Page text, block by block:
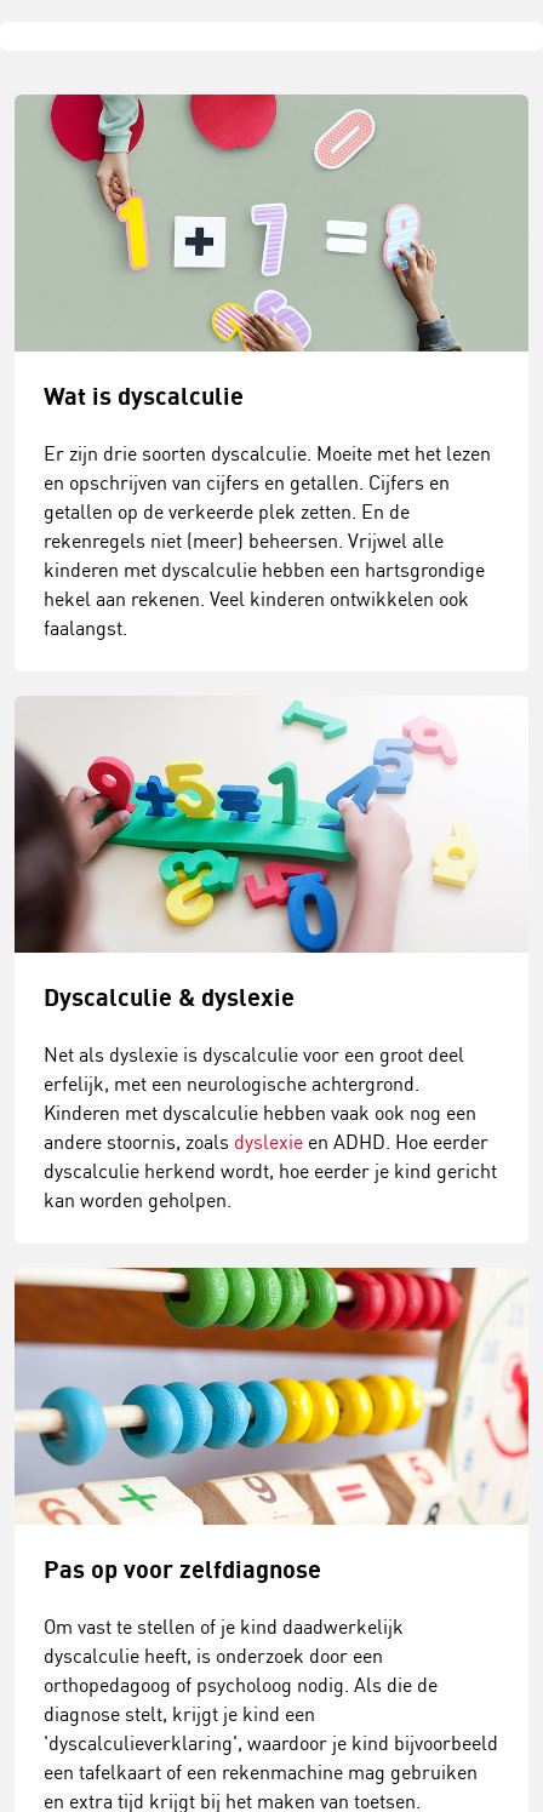
Wat is dyscalculie
Er zijn drie soorten dyscalculie. Moeite met het lezen
en opschrijven van cijfers en getallen. Cijfers en
getallen op de verkeerde plek zetten. En de
rekenregels niet (meer) beheersen. Vrijwel alle
kinderen met dyscalculie hebben een hartsgrondige
hekel aan rekenen. Veel kinderen ontwikkelen ook
faalangst.
Dyscalculie & dyslexie
Net als dyslexie is dyscalculie voor een groot deel
erfelijk, met een neurologische achtergrond.
Kinderen met dyscalculie hebben vaak ook nog een
andere stoornis, zoals dyslexie en ADHD. Hoe eerder
dyscalculie herkend wordt, hoe eerder je kind gericht
kan worden geholpen.
Pas op voor zelfdiagnose
Om vast te stellen of je kind daadwerkelijk
dyscalculie heeft, is onderzoek door een
orthopedagoog of psycholoog nodig. Als die de
diagnose stelt, krijgt je kind een
'dyscalculieverklaring', waardoor je kind bijvoorbeeld
een tafelkaart of een rekenmachine mag gebruiken
en extra tijd krijgt bij het maken van toetsen.